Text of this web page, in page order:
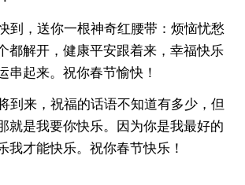
到，送你一根神奇红腰带：烦恼忧愁
都解开，健康平安跟着来，幸福快乐
串起来。祝你春节愉快！
到来，祝福的话语不知道有多少，但
就是我要你快乐。因为你是我最好的
我才能快乐。祝你春节快乐！